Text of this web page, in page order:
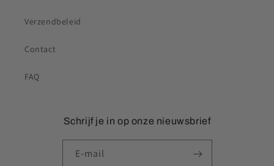
Verzendbeleid
Contact
FAQ
Schrijf je in op onze nieuwsbrief
E‑mail